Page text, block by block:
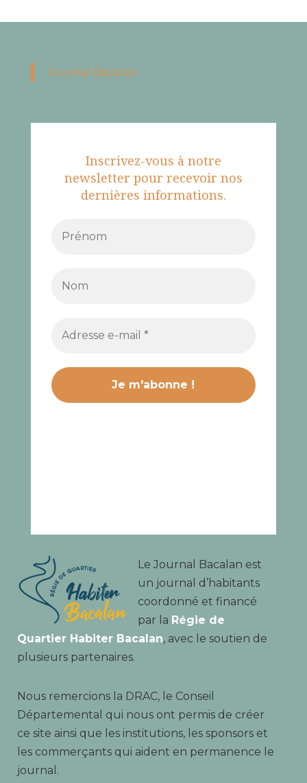
Journal Bacalan
Inscrivez-vous à notre
newsletter pour recevoir nos
dernières informations.
Le Journal Bacalan est
un journal d’habitants
coordonné et financé
par la Régie de
Quartier Habiter Bacalan, avec le soutien de
plusieurs partenaires.
Nous remercions la DRAC, le Conseil
Départemental qui nous ont permis de créer
ce site ainsi que les institutions, les sponsors et
les commerçants qui aident en permanence le
journal.